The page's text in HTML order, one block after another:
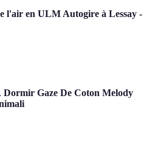
l'air en ULM Autogire à Lessay -
Gaze De Coton Melody